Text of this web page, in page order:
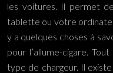
les voitures. Il permet
tablette ou votre
y a quelques choses à
pour l’allume-cigare.
type de chargeur. Il